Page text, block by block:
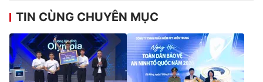
TIN CÙNG CHUYÊN MỤC